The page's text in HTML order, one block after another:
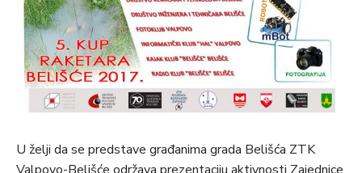
U želji da se predstave građanima grada Belišća ZTK